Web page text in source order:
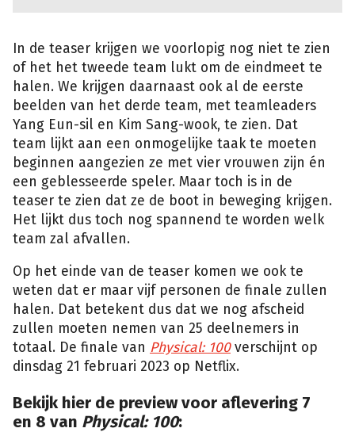
In de teaser krijgen we voorlopig nog niet te zien
of het het tweede team lukt om de eindmeet te
halen. We krijgen daarnaast ook al de eerste
beelden van het derde team, met teamleaders
Yang Eun-sil en Kim Sang-wook, te zien. Dat
team lijkt aan een onmogelijke taak te moeten
beginnen aangezien ze met vier vrouwen zijn én
een geblesseerde speler. Maar toch is in de
teaser te zien dat ze de boot in beweging krijgen.
Het lijkt dus toch nog spannend te worden welk
team zal afvallen.
Op het einde van de teaser komen we ook te
weten dat er maar vijf personen de finale zullen
halen. Dat betekent dus dat we nog afscheid
zullen moeten nemen van 25 deelnemers in
totaal. De finale van Physical: 100verschijnt op
dinsdag 21 februari 2023 op Netflix.
Bekijk hier de preview voor aflevering 7
en 8 van Physical: 100: